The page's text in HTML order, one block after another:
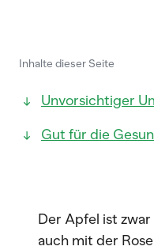
Inhalte dieser Seite
Unvorsichtiger
Gut für die
Der Apfel ist
auch mit der